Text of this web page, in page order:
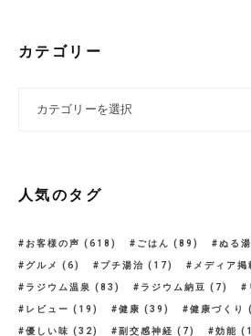
カテゴリー
人気のタグ
お客様の声 (618) ごはん (89) ぬる湯
グルメ (6) プチ湯治 (17) メディア掲
ラジウム温泉 (83) ラジウム納豆 (7)
レビュー (19) 健康 (39) 健康づくり
優しい味 (32) 副交感神経 (7) 効能